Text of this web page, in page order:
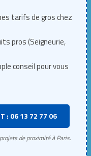
tarifs de gros chez
pros (Seigneurie,
conseil pour vous
: 06 13 72 77 06
de proximité à Paris.